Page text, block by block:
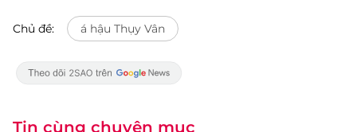
Chủ đề: á hậu Thụy Vân
Tin cùng chuyên mục